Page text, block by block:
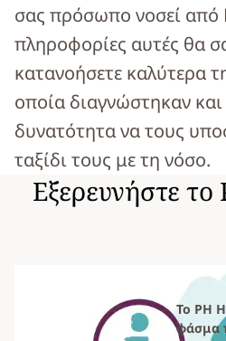
σας πρόσωπο νοσεί από
πληροφορίες αυτές θα
κατανοήσετε καλύτερα
οποία διαγνώστηκαν
δυνατότητα να τους
ταξίδι τους με τη νόσο.
Εξερευνήστε
Το PH
φάσμα